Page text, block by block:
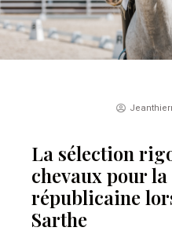
La sélection
chevaux pour
républicaine
Sarthe